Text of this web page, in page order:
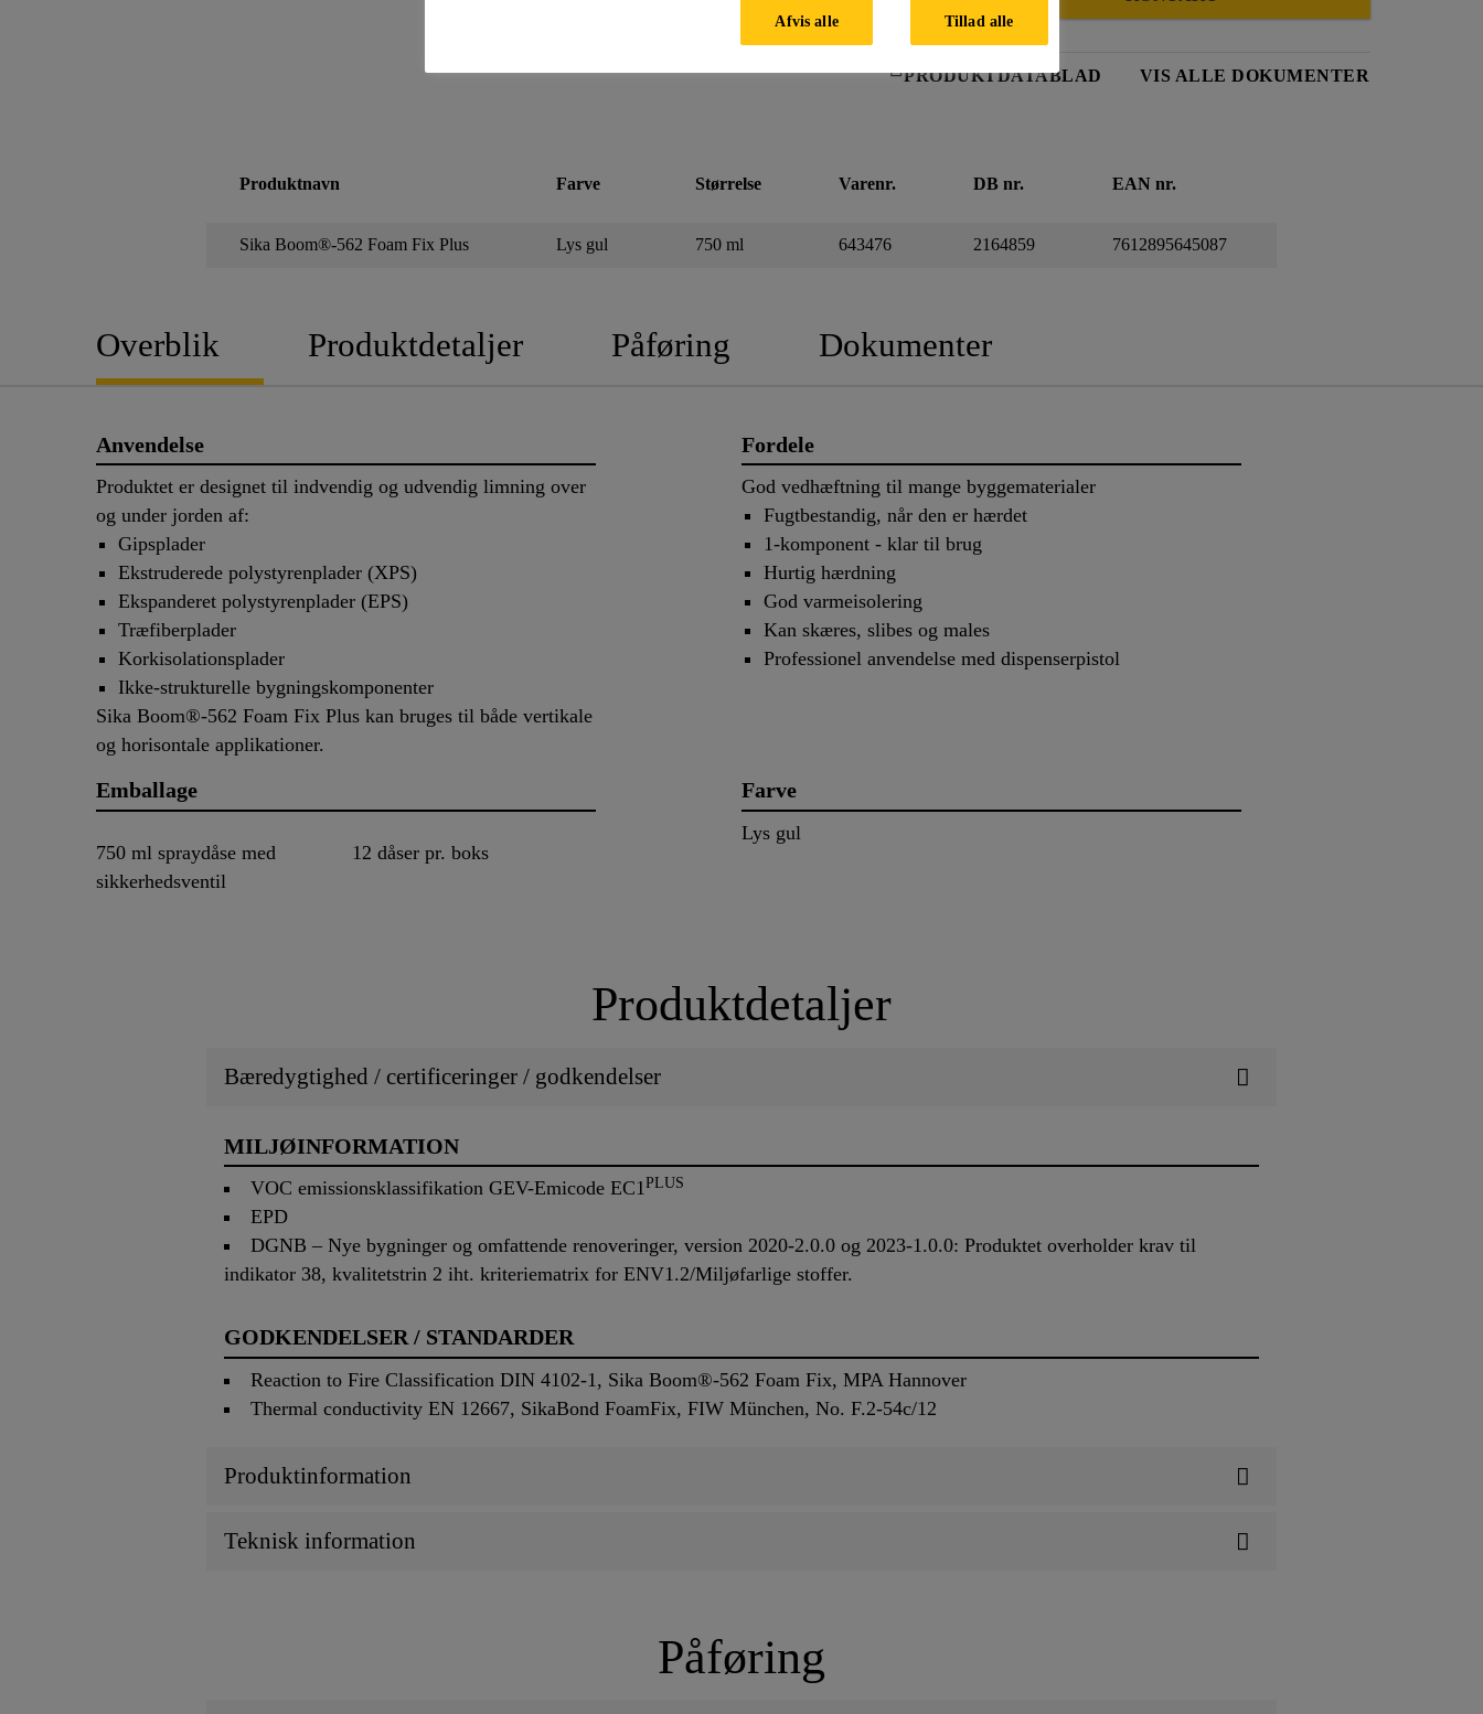
PRODUKTDATABLAD VIS ALLE DOKUMENTER
Produktnavn Farve Størrelse Varenr. DB nr. EAN nr.
Sika Boom®-562 Foam Fix Plus Lys gul 750 ml 643476 2164859 7612895645087
Overblik Produktdetaljer Påføring Dokumenter
Anvendelse
Produktet er designet til indvendig og udvendig limning over
og under jorden af:
Gipsplader
Ekstruderede polystyrenplader (XPS)
Ekspanderet polystyrenplader (EPS)
Træfiberplader
Korkisolationsplader
Ikke-strukturelle bygningskomponenter
Sika Boom®-562 Foam Fix Plus kan bruges til både vertikale
og horisontale applikationer.
Fordele
God vedhæftning til mange byggematerialer
Fugtbestandig, når den er hærdet
1-komponent - klar til brug
Hurtig hærdning
God varmeisolering
Kan skæres, slibes og males
Professionel anvendelse med dispenserpistol
Emballage
750 ml spraydåse med
sikkerhedsventil
12 dåser pr. boks
Farve
Lys gul
Produktdetaljer
Bæredygtighed / certificeringer / godkendelser
MILJØINFORMATION
VOC emissionsklassifikation GEV-Emicode EC1PLUS
EPD
DGNB – Nye bygninger og omfattende renoveringer, version 2020-2.0.0 og 2023-1.0.0: Produktet overholder krav til
indikator 38, kvalitetstrin 2 iht. kriteriematrix for ENV1.2/Miljøfarlige stoffer.
GODKENDELSER / STANDARDER
Reaction to Fire Classification DIN 4102-1, Sika Boom®-562 Foam Fix, MPA Hannover
Thermal conductivity EN 12667, SikaBond FoamFix, FIW München, No. F.2-54c/12
Produktinformation
Teknisk information
Påføring
Afvis alle Tillad alle